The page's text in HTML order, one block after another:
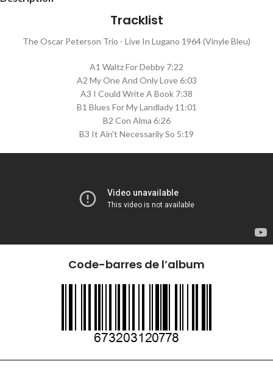
Tracklist
The Oscar Peterson Trio - Live In Lugano 1964 (Vinyle Bleu)
A1 Waltz For Debby 7:22
A2 My One And Only Love 6:03
A3 I Could Write A Book 7:38
B1 Blues For My Landlady 11:01
B2 Con Alma 6:26
B3 It Ain't Necessarily So 5:19
Code-barres de l’album